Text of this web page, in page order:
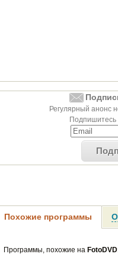
Регулярный анонс
Подпишитесь
Похожие программы
Программы, похожие на FotoDVD